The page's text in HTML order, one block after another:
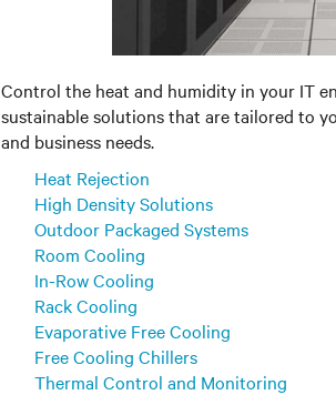
Control the heat and humidity in your IT
sustainable solutions that are tailored to
and business needs.
Heat Rejection
High Density Solutions
Outdoor Packaged Systems
Room Cooling
In-Row Cooling
Rack Cooling
Evaporative Free Cooling
Free Cooling Chillers
Thermal Control and Monitoring